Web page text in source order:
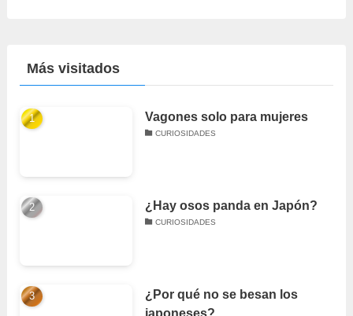
Más visitados
Vagones solo para mujeres
CURIOSIDADES
¿Hay osos panda en Japón?
CURIOSIDADES
¿Por qué no se besan los
japoneses?